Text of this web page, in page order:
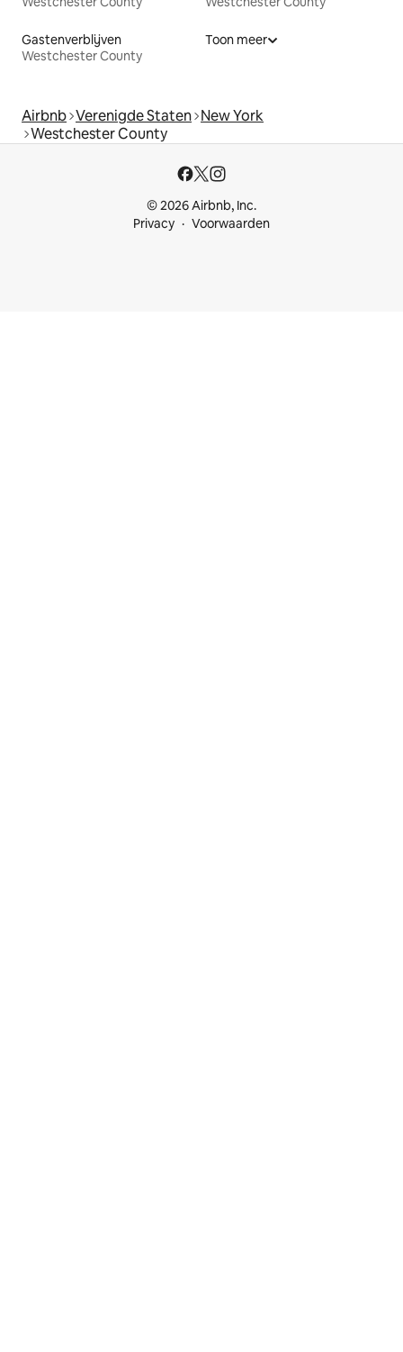
Gastenverblijven
Westchester County
Toon meer
Airbnb Verenigde Staten New York
Westchester County
© 2026 Airbnb, Inc.
Privacy
Voorwaarden